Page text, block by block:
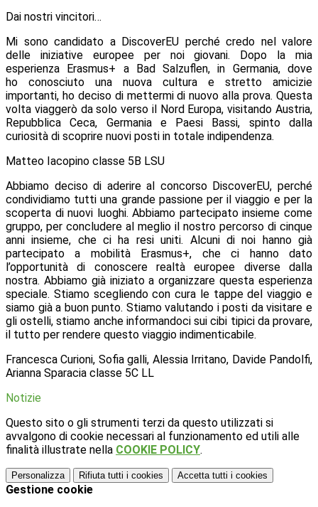
Dai nostri vincitori…
Mi sono candidato a DiscoverEU perché credo nel valore
delle iniziative europee per noi giovani. Dopo la mia
esperienza Erasmus+ a Bad Salzuflen, in Germania, dove
ho conosciuto una nuova cultura e stretto amicizie
importanti, ho deciso di mettermi di nuovo alla prova. Questa
volta viaggerò da solo verso il Nord Europa, visitando Austria,
Repubblica Ceca, Germania e Paesi Bassi, spinto dalla
curiosità di scoprire nuovi posti in totale indipendenza.
Matteo Iacopino classe 5B LSU
Abbiamo deciso di aderire al concorso DiscoverEU, perché
condividiamo tutti una grande passione per il viaggio e per la
scoperta di nuovi luoghi. Abbiamo partecipato insieme come
gruppo, per concludere al meglio il nostro percorso di cinque
anni insieme, che ci ha resi uniti. Alcuni di noi hanno già
partecipato a mobilità Erasmus+, che ci hanno dato
l’opportunità di conoscere realtà europee diverse dalla
nostra. Abbiamo già iniziato a organizzare questa esperienza
speciale. Stiamo scegliendo con cura le tappe del viaggio e
siamo già a buon punto. Stiamo valutando i posti da visitare e
gli ostelli, stiamo anche informandoci sui cibi tipici da provare,
il tutto per rendere questo viaggio indimenticabile.
Francesca Curioni, Sofia galli, Alessia Irritano, Davide Pandolfi,
Arianna Sparacia classe 5C LL
Notizie
Questo sito o gli strumenti terzi da questo utilizzati si
avvalgono di cookie necessari al funzionamento ed utili alle
finalità illustrate nella COOKIE POLICY.
Personalizza Rifiuta tutti i cookies Accetta tutti i cookies
Gestione cookie